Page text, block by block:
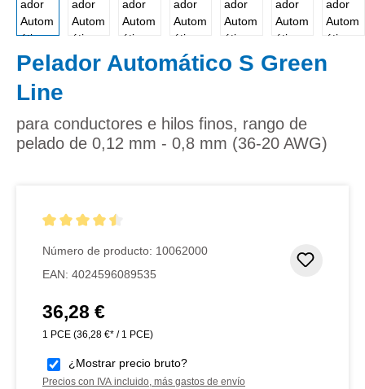
Pelador Automático S Green
Line
para conductores e hilos finos, rango de
pelado de 0,12 mm - 0,8 mm (36-20 AWG)
Número de producto: 10062000
EAN: 4024596089535
Precio normal:
36,28 €
1 PCE (36,28 €* / 1 PCE)
¿Mostrar precio bruto?
Precios con IVA incluido, más gastos de envío